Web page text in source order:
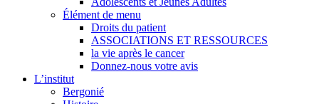
Élément de menu
Droits du patient
ASSOCIATIONS ET RESSOURCES
la vie après le cancer
Donnez-nous votre avis
L’institut
Bergonié